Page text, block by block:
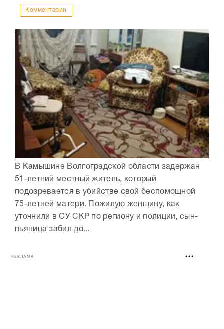
Комментарии
В Камышине Волгоградской области задержан
51-летний местный житель, который
подозревается в убийстве свой беспомощной
75-летней матери. Пожилую женщину, как
уточнили в СУ СКР по региону и полиции, сын-
пьяница забил до...
РЕКЛАМА